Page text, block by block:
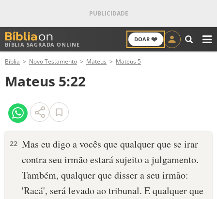
BÍBLIA SAGRADA ONLINE
DOAR ❤️
ANTIGO TESTAMENTO
NOVO TESTAMENTO
VERSÍCULOS
PALAVRA DO DIA
SALMO DO DIA
Bíblia Novo Testamento Mateus Mateus 5
Mateus 5:22
22 Mas eu digo a vocês que qualquer que se irar
contra seu irmão estará sujeito a julgamento.
Também, qualquer que disser a seu irmão:
'Racá', será levado ao tribunal. E qualquer que